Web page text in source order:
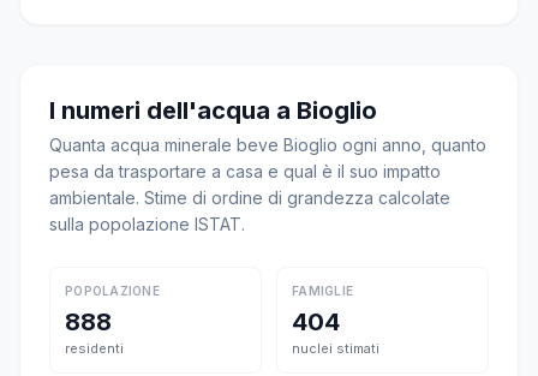
I numeri dell'acqua a Bioglio
Quanta acqua minerale beve Bioglio ogni anno, quanto
pesa da trasportare a casa e qual è il suo impatto
ambientale. Stime di ordine di grandezza calcolate
sulla popolazione ISTAT.
POPOLAZIONE
888
residenti
FAMIGLIE
404
nuclei stimati